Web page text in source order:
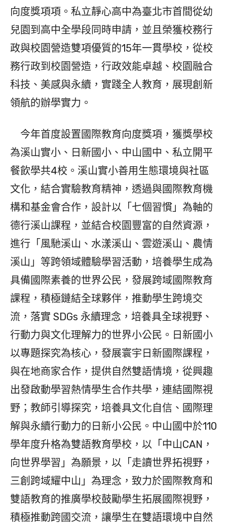
向度獎項項。私立靜心高中為臺北市首間從幼
兒園到高中全學段同時申請，並且榮獲校務行
政與校園營造雙項優質的15年一貫學校，從校
務行政到校園營造，行政效能卓越、校園融合
科技、美感與永續，實踐全人教育，展現創新
領航的辦學實力。
今年首度設置國際教育向度獎項，獲獎學校
為溪山實小、日新國小、中山國中、私立開平
餐飲學共4校。溪山實小善用生態環境與社區
文化，結合實驗教育精神，透過與國際教育機
構和基金會合作，設計以「七個習慣」為軸的
德行溪山課程，並結合校園豐富的自然資源，
進行「風馳溪山、水漾溪山、雲遊溪山、農情
溪山」等跨領域體驗學習活動，培養學生成為
具備國際素養的世界公民，發展跨域國際教育
課程，積極鏈結全球夥伴，推動學生跨境交
流，落實 SDGs 永續理念，培養具全球視野、
行動力與文化理解力的世界小公民。日新國小
以專題探究為核心，發展寰宇日新國際課程，
與在地商家合作，提供自然雙語情境，從興趣
出發啟動學習熱情學生合作共學，連結國際視
野；教師引導探究，培養具文化自信、國際理
解與永續行動力的日新小公民。中山國中於110
學年度升格為雙語教育學校，以「中山CAN，
向世界學習」為願景，以「走讀世界拓視野，
三創跨域耀中山」為理念，致力於國際教育和
雙語教育的推廣學校鼓勵學生拓展國際視野，
積極推動跨國交流，讓學生在雙語環境中自然